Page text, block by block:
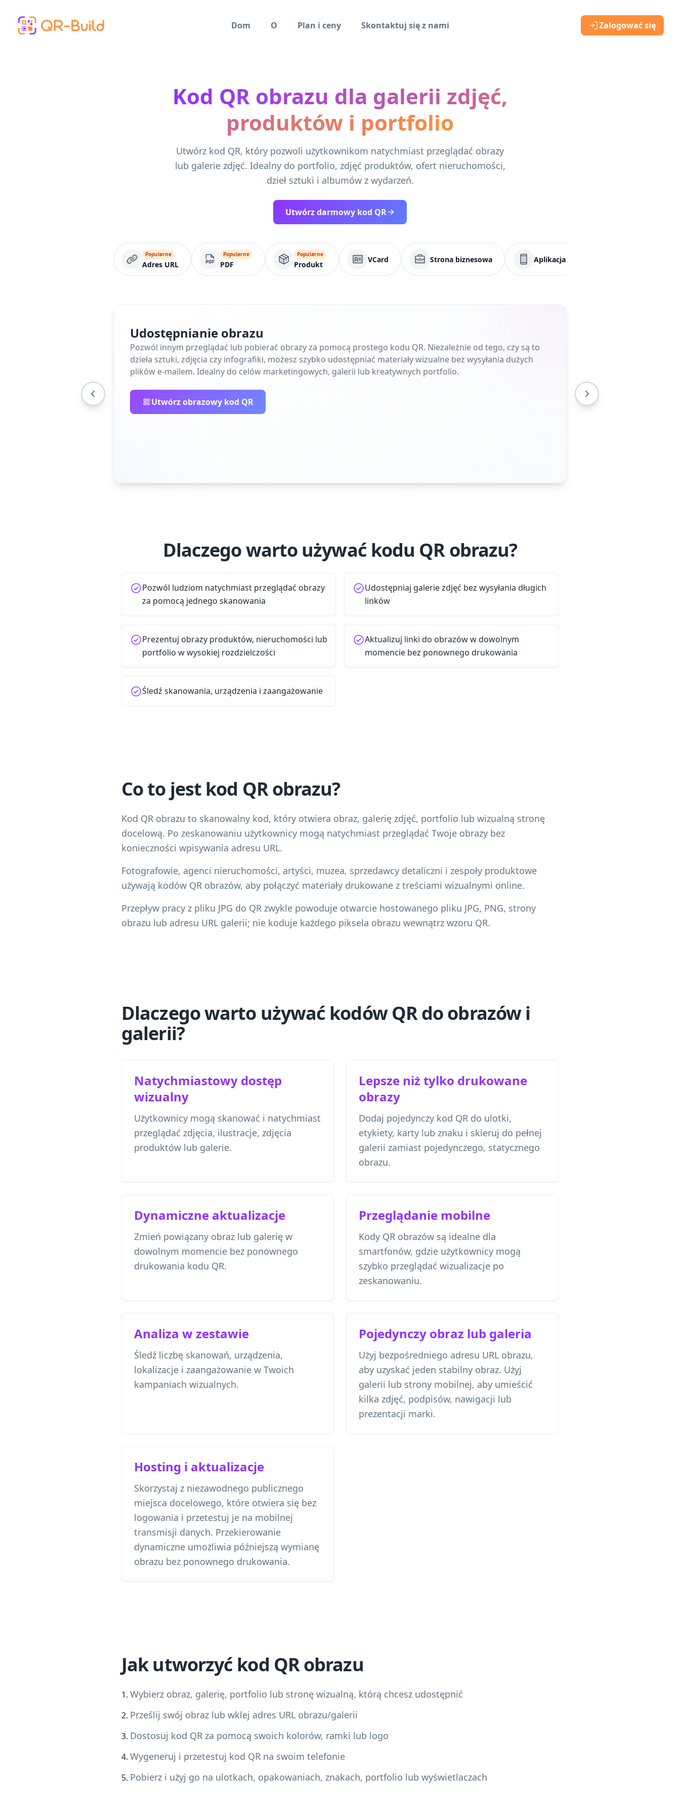
Dom
O Plan i ceny Skontaktuj się z nami Zalogować się
Kod QR obrazu dla galerii zdjęć,
produktów i portfolio
Utwórz kod QR, który pozwoli użytkownikom natychmiast przeglądać obrazy
lub galerie zdjęć. Idealny do portfolio, zdjęć produktów, ofert nieruchomości,
dzieł sztuki i albumów z wydarzeń.
Utwórz darmowy kod QR
Popularne
Adres URL
Popularne
PDF
Popularne
Produkt
VCard Strona biznesowa Aplikacja
Udostępnianie obrazu
Pozwól innym przeglądać lub pobierać obrazy za pomocą prostego kodu QR. Niezależnie od tego, czy są to
dzieła sztuki, zdjęcia czy infografiki, możesz szybko udostępniać materiały wizualne bez wysyłania dużych
plików e-mailem. Idealny do celów marketingowych, galerii lub kreatywnych portfolio.
Utwórz obrazowy kod QR
Dlaczego warto używać kodu QR obrazu?
Pozwól ludziom natychmiast przeglądać obrazy
za pomocą jednego skanowania
Udostępniaj galerie zdjęć bez wysyłania długich
linków
Prezentuj obrazy produktów, nieruchomości lub
portfolio w wysokiej rozdzielczości
Aktualizuj linki do obrazów w dowolnym
momencie bez ponownego drukowania
Śledź skanowania, urządzenia i zaangażowanie
Co to jest kod QR obrazu?
Kod QR obrazu to skanowalny kod, który otwiera obraz, galerię zdjęć, portfolio lub wizualną stronę
docelową. Po zeskanowaniu użytkownicy mogą natychmiast przeglądać Twoje obrazy bez
konieczności wpisywania adresu URL.
Fotografowie, agenci nieruchomości, artyści, muzea, sprzedawcy detaliczni i zespoły produktowe
używają kodów QR obrazów, aby połączyć materiały drukowane z treściami wizualnymi online.
Przepływ pracy z pliku JPG do QR zwykle powoduje otwarcie hostowanego pliku JPG, PNG, strony
obrazu lub adresu URL galerii; nie koduje każdego piksela obrazu wewnątrz wzoru QR.
Dlaczego warto używać kodów QR do obrazów i
galerii?
Natychmiastowy dostęp
wizualny
Użytkownicy mogą skanować i natychmiast
przeglądać zdjęcia, ilustracje, zdjęcia
produktów lub galerie.
Lepsze niż tylko drukowane
obrazy
Dodaj pojedynczy kod QR do ulotki,
etykiety, karty lub znaku i skieruj do pełnej
galerii zamiast pojedynczego, statycznego
obrazu.
Dynamiczne aktualizacje
Zmień powiązany obraz lub galerię w
dowolnym momencie bez ponownego
drukowania kodu QR.
Przeglądanie mobilne
Kody QR obrazów są idealne dla
smartfonów, gdzie użytkownicy mogą
szybko przeglądać wizualizacje po
zeskanowaniu.
Analiza w zestawie
Śledź liczbę skanowań, urządzenia,
lokalizacje i zaangażowanie w Twoich
kampaniach wizualnych.
Pojedynczy obraz lub galeria
Użyj bezpośredniego adresu URL obrazu,
aby uzyskać jeden stabilny obraz. Użyj
galerii lub strony mobilnej, aby umieścić
kilka zdjęć, podpisów, nawigacji lub
prezentacji marki.
Hosting i aktualizacje
Skorzystaj z niezawodnego publicznego
miejsca docelowego, które otwiera się bez
logowania i przetestuj je na mobilnej
transmisji danych. Przekierowanie
dynamiczne umożliwia późniejszą wymianę
obrazu bez ponownego drukowania.
Jak utworzyć kod QR obrazu
Wybierz obraz, galerię, portfolio lub stronę wizualną, którą chcesz udostępnić
Prześlij swój obraz lub wklej adres URL obrazu/galerii
Dostosuj kod QR za pomocą swoich kolorów, ramki lub logo
Wygeneruj i przetestuj kod QR na swoim telefonie
Pobierz i użyj go na ulotkach, opakowaniach, znakach, portfolio lub wyświetlaczach